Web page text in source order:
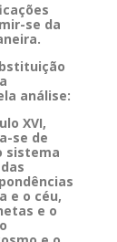
se da
análise:
XVI,
se de
sistema
e o céu,
e o